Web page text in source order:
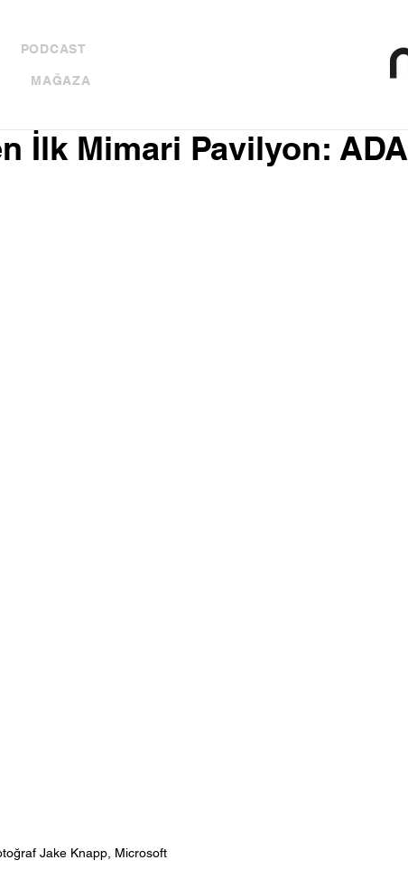
PODCAST
MAĞAZA
İlk Mimari Pavilyon: ADA
Jake Knapp, Microsoft